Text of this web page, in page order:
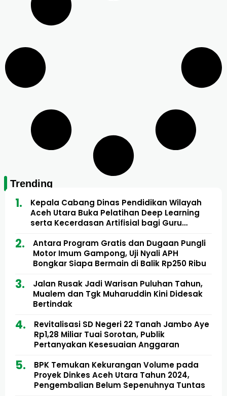
Trending
Kepala Cabang Dinas Pendidikan Wilayah
Aceh Utara Buka Pelatihan Deep Learning
serta Kecerdasan Artifisial bagi Guru
Antara Program Gratis dan Dugaan Pungli
Motor Imum Gampong, Uji Nyali APH
Bongkar Siapa Bermain di Balik Rp250 Ribu
Jalan Rusak Jadi Warisan Puluhan Tahun,
Mualem dan Tgk Muharuddin Kini Didesak
Bertindak
Revitalisasi SD Negeri 22 Tanah Jambo Aye
Rp1,28 Miliar Tuai Sorotan, Publik
Pertanyakan Kesesuaian Anggaran
BPK Temukan Kekurangan Volume pada
Proyek Dinkes Aceh Utara Tahun 2024,
Pengembalian Belum Sepenuhnya Tuntas